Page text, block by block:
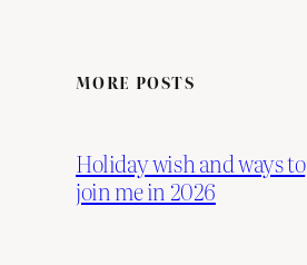
MORE POSTS
Holiday wish and ways to
join me in 2026